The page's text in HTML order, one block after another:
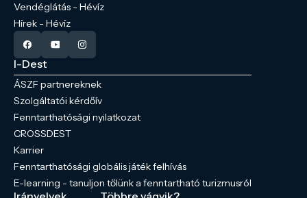
Vendéglátás - Hévíz
Hírek - Hévíz
I-Dest
ÁSZF partnereknek
Szolgáltatói kérdőív
Fenntarthatósági nyilatkozat
CROSSDEST
Karrier
Fenntarthatósági globális játék felhívás
E-learning - tanuljon tőlünk a fenntartható turizmusról